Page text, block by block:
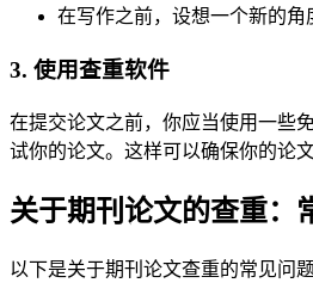
在写作之前，设想一个新的角
3. 使用查重软件
在提交论文之前，你应当使用一些
试你的论文。这样可以确保你的论
关于期刊论文的查重：
以下是关于期刊论文查重的常见问